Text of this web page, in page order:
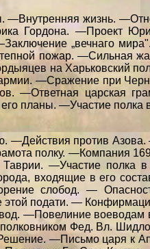
—Внутренняя жизнь.
Гордона. —Проект
„вечнаго
пожар. —Сильная
на Харьковский
армии. —Сражение при
—Ответная
планы. —Участие
—Действия против
полку. —Компания
Таврии. —Участие
входящие в его
слобод. —
подати. —
—Повелиние воеводам
Фед. Вл.
—Письмо царя к